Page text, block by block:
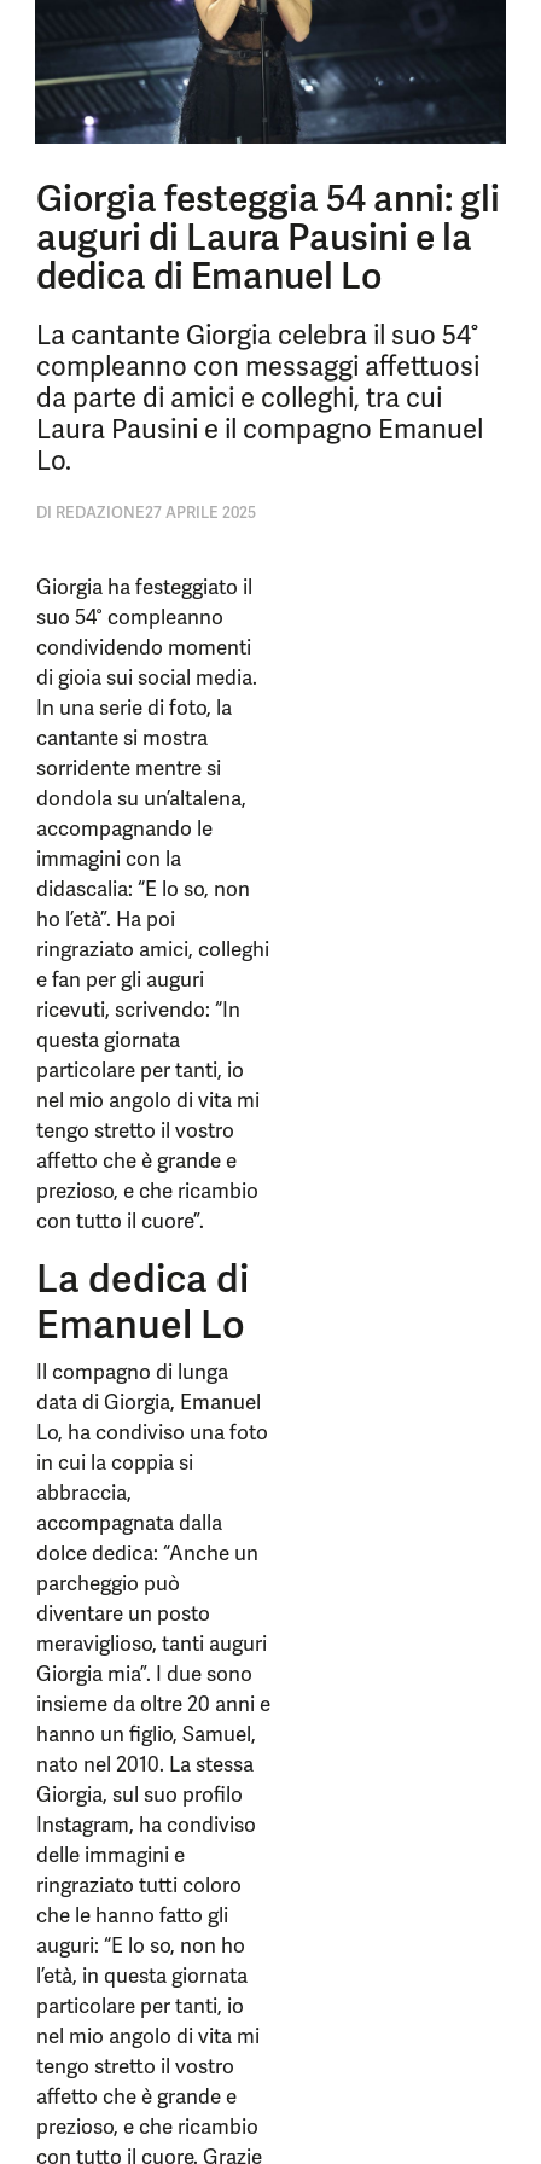
Giorgia festeggia 54 anni: gli
auguri di Laura Pausini e la
dedica di Emanuel Lo
La cantante Giorgia celebra il suo 54°
compleanno con messaggi affettuosi
da parte di amici e colleghi, tra cui
Laura Pausini e il compagno Emanuel
Lo.
DI REDAZIONE27 APRILE 2025
Giorgia ha festeggiato il
suo 54° compleanno
condividendo momenti
di gioia sui social media.
In una serie di foto, la
cantante si mostra
sorridente mentre si
dondola su un’altalena,
accompagnando le
immagini con la
didascalia: “E lo so, non
ho l’età”. Ha poi
ringraziato amici, colleghi
e fan per gli auguri
ricevuti, scrivendo: “In
questa giornata
particolare per tanti, io
nel mio angolo di vita mi
tengo stretto il vostro
affetto che è grande e
prezioso, e che ricambio
con tutto il cuore”.
La dedica di
Emanuel Lo
Il compagno di lunga
data di Giorgia, Emanuel
Lo, ha condiviso una foto
in cui la coppia si
abbraccia,
accompagnata dalla
dolce dedica: “Anche un
parcheggio può
diventare un posto
meraviglioso, tanti auguri
Giorgia mia”. I due sono
insieme da oltre 20 anni e
hanno un figlio, Samuel,
nato nel 2010. La stessa
Giorgia, sul suo profilo
Instagram, ha condiviso
delle immagini e
ringraziato tutti coloro
che le hanno fatto gli
auguri: “E lo so, non ho
l’età, in questa giornata
particolare per tanti, io
nel mio angolo di vita mi
tengo stretto il vostro
affetto che è grande e
prezioso, e che ricambio
con tutto il cuore. Grazie